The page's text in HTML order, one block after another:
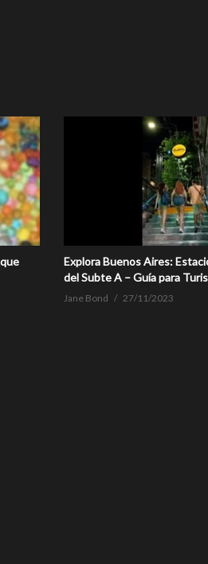
Explora Buenos Aires:
del Subte A – Guía para
Jane Bond 27/11/2023